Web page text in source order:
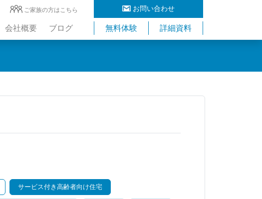
お問い合わせ
ご家族の方はこちら
会社概要 ブログ 無料体験 詳細資料
サービス付き高齢者向け住宅